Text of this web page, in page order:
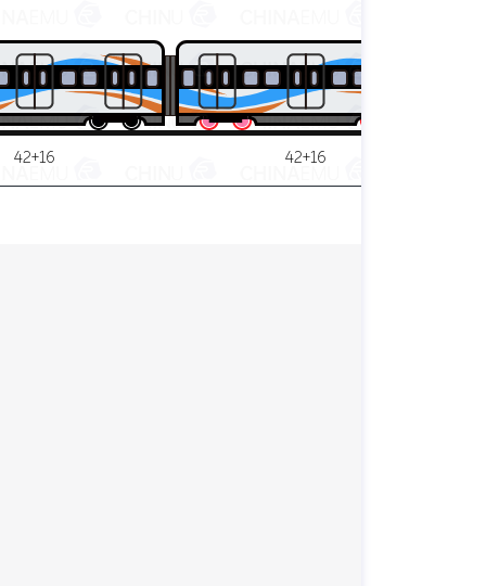
42+16 42+16